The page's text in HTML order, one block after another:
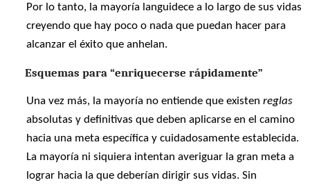
Por lo tanto, la mayoría languidece a lo largo de sus vidas
creyendo que hay poco o nada que puedan hacer para
alcanzar el éxito que anhelan.
Esquemas para “enriquecerse rápidamente”
Una vez más, la mayoría no entiende que existenreglas
absolutas y definitivas que deben aplicarse en el camino
hacia una meta específica y cuidadosamente establecida.
La mayoría ni siquiera intentan averiguar la gran meta a
lograr hacia la que deberían dirigir sus vidas. Sin